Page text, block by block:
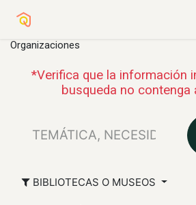
Organizaciones
*Verifica que la información
busqueda no contenga
BIBLIOTECAS O MUSEOS